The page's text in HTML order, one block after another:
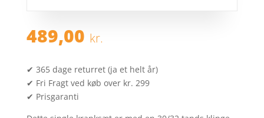
489,00 kr.
✔ 365 dage returret (ja et helt år)
✔ Fri Fragt ved køb over kr. 299
✔ Prisgaranti